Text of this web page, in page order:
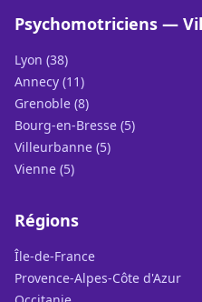
Psychomotriciens —
Lyon (38)
Annecy (11)
Grenoble (8)
Bourg-en-Bresse (5)
Villeurbanne (5)
Vienne (5)
Régions
Île-de-France
Provence-Alpes-Côte d'Azur